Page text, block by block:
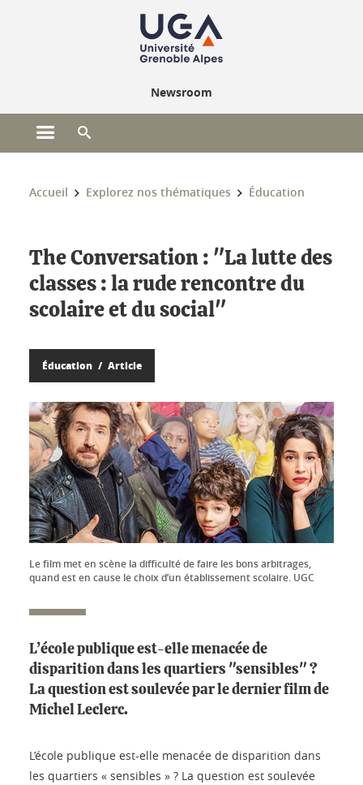
Newsroom
Ouvrir le menu principal
Vous êtes ici :
Accueil Explorez nos thématiques Éducation
The Conversation : "La lutte des
classes : la rude rencontre du
scolaire et du social"
Éducation Article
Le film met en scène la difficulté de faire les bons arbitrages,
quand est en cause le choix d’un établissement scolaire. UGC
L’école publique est-elle menacée de
disparition dans les quartiers "sensibles" ?
La question est soulevée par le dernier film de
Michel Leclerc.
L’école publique est-elle menacée de disparition dans
les quartiers « sensibles » ? La question est soulevée